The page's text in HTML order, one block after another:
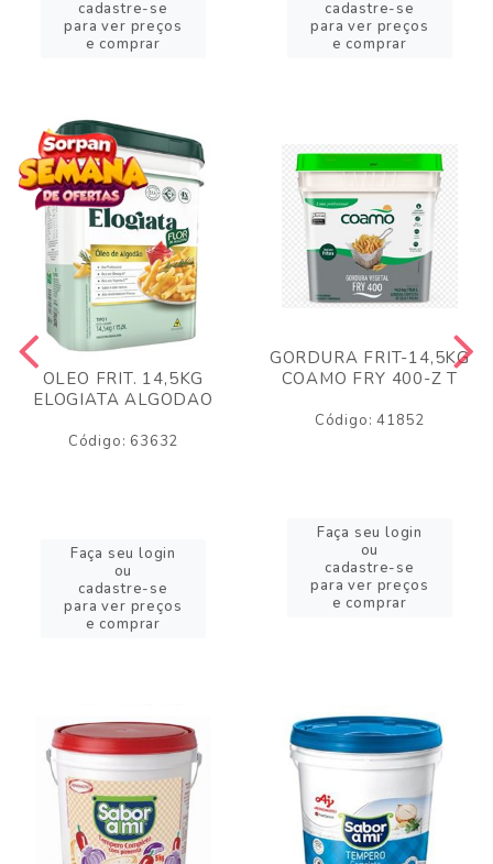
cadastre-se
para ver preços
e comprar
cadastre-se
para ver preços
e comprar
OLEO FRIT. 14,5KG
ELOGIATA ALGODAO
Código: 63632
Faça seu login
ou
cadastre-se
para ver preços
e comprar
GORDURA FRIT-14,5KG
COAMO FRY 400-Z T
Código: 41852
Faça seu login
ou
cadastre-se
para ver preços
e comprar